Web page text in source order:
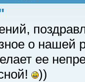
о нашей
ее
))